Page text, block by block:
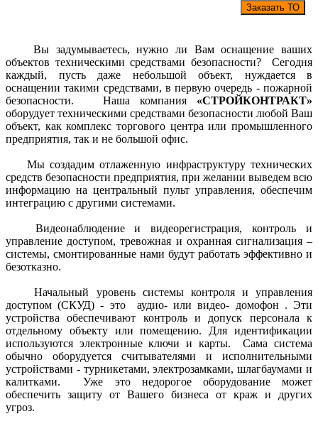
Вы задумываетесь, нужно ли Вам оснащение ваших
объектов техническими средствами безопасности? Сегодня
каждый, пусть даже небольшой объект, нуждается в
оснащении такими средствами, в первую очередь - пожарной
безопасности. Наша компания «СТРОЙКОНТРАКТ»
оборудует техническими средствами безопасности любой Ваш
объект, как комплекс торгового центра или промышленного
предприятия, так и не большой офис.
Мы создадим отлаженную инфраструктуру технических
средств безопасности предприятия, при желании выведем всю
информацию на центральный пульт управления, обеспечим
интеграцию с другими системами.
Видеонаблюдение и видеорегистрация, контроль и
управление доступом, тревожная и охранная сигнализация –
системы, смонтированные нами будут работать эффективно и
безотказно.
Начальный уровень системы контроля и управления
доступом(СКУД) - это аудио- или видео- домофон . Эти
устройства обеспечивают контроль и допуск персоналак
отдельному объекту или помещению. Для идентификации
используются электронные ключи и карты. Сама система
обычно оборудуется считывателями и исполнительными
устройствами - турникетами, электрозамками, шлагбаумами и
калитками. Уже это недорогое оборудование может
обеспечить защиту от Вашего бизнеса от краж и других
угроз.